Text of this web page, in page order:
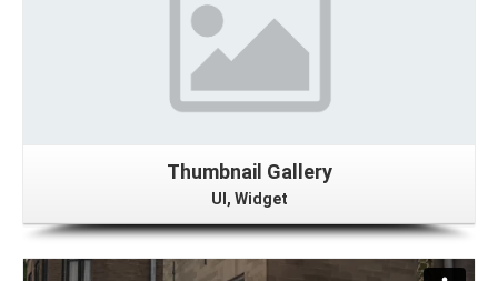
Thumbnail Gallery
UI, Widget